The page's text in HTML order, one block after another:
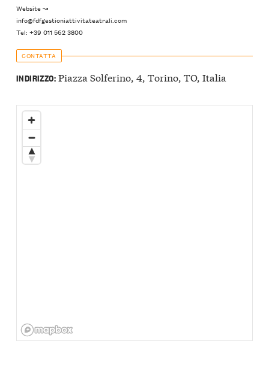
Website ↝
info@fdfgestioniattivitateatrali.com
Tel: +39 011 562 3800
CONTATTA
INDIRIZZO:Piazza Solferino, 4, Torino, TO, Italia